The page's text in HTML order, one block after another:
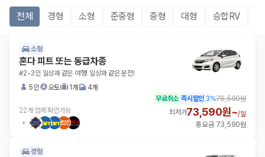
전체 경형 소형 준중형 중형 대형 승합RV
소형
혼다 피트 또는 동급차종
#2-3인 일상과 같은 여행! 일상과 같은 운전!
5인
오토 1개 4개
22개 업체 확인가능
무료취소 즉시할인 3%76,590원
최저가73,590원~/일
총 요금 73,590원
경형